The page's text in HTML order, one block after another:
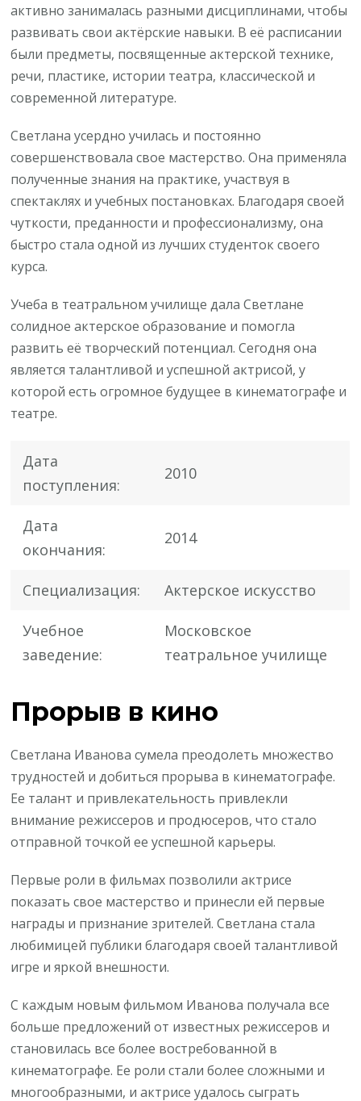
активно занималась разными дисциплинами, чтобы
развивать свои актёрские навыки. В её расписании
были предметы, посвященные актерской технике,
речи, пластике, истории театра, классической и
современной литературе.
Светлана усердно училась и постоянно
совершенствовала свое мастерство. Она применяла
полученные знания на практике, участвуя в
спектаклях и учебных постановках. Благодаря своей
чуткости, преданности и профессионализму, она
быстро стала одной из лучших студенток своего
курса.
Учеба в театральном училище дала Светлане
солидное актерское образование и помогла
развить её творческий потенциал. Сегодня она
является талантливой и успешной актрисой, у
которой есть огромное будущее в кинематографе и
театре.
Дата
поступления:
2010
Дата
окончания:
2014
Специализация: Актерское искусство
Учебное
заведение:
Московское
театральное училище
Прорыв в кино
Светлана Иванова сумела преодолеть множество
трудностей и добиться прорыва в кинематографе.
Ее талант и привлекательность привлекли
внимание режиссеров и продюсеров, что стало
отправной точкой ее успешной карьеры.
Первые роли в фильмах позволили актрисе
показать свое мастерство и принесли ей первые
награды и признание зрителей. Светлана стала
любимицей публики благодаря своей талантливой
игре и яркой внешности.
С каждым новым фильмом Иванова получала все
больше предложений от известных режиссеров и
становилась все более востребованной в
кинематографе. Ее роли стали более сложными и
многообразными, и актрисе удалось сыграть